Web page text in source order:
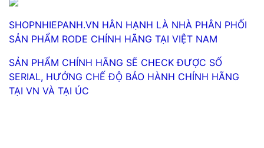
SHOPNHIEPANH.VN HÂN HẠNH LÀ NHÀ PHÂN PHỐI
SẢN PHẨM RODE CHÍNH HÃNG TẠI VIỆT NAM
SẢN PHẨM CHÍNH HÃNG SẼ CHECK ĐƯỢC SỐ
SERIAL, HƯỞNG CHẾ ĐỘ BẢO HÀNH CHÍNH HÃNG
TẠI VN VÀ TẠI ÚC